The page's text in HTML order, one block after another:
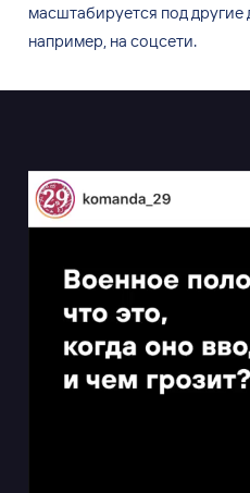
масштабируется под
например, на соцсети.